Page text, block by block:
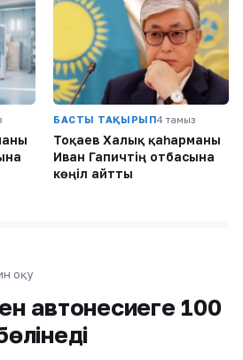
БАСТЫ ТАҚЫРЫП4 тамыз
Тоқаев Халық қаһарманы
Иван Гапичтің отбасына
көңіл айтты
оқу
автонесиеге 100